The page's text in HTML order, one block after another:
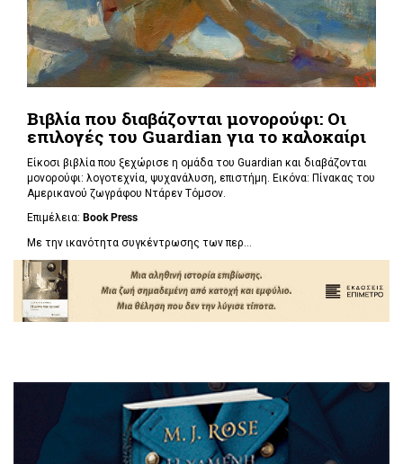
Βιβλία που διαβάζονται μονορούφι: Οι
επιλογές του Guardian για το καλοκαίρι
Είκοσι βιβλία που ξεχώρισε η ομάδα του Guardian και διαβάζονται
μονορούφι: λογοτεχνία, ψυχανάλυση, επιστήμη. Εικόνα: Πίνακας του
Αμερικανού ζωγράφου Ντάρεν Τόμσον.
Επιμέλεια: Book Press
Με την ικανότητα συγκέντρωσης των περ...